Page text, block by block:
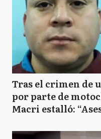
Tras el crimen de
por parte de
Macri estalló: